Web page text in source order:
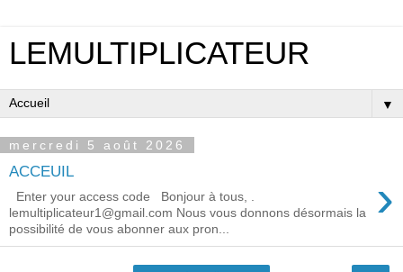
LEMULTIPLICATEUR
▼
mercredi 5 août 2026
ACCEUIL ›
Enter your access code Bonjour à tous, .
lemultiplicateur1@gmail.com Nous vous donnons désormais la
possibilité de vous abonner aux pron...